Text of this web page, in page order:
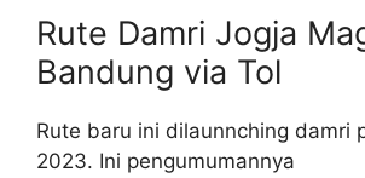
Rute Damri Jogja
Bandung via Tol
Rute baru ini dilaunnching damri
2023. Ini pengumumannya